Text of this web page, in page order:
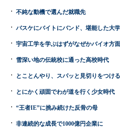
不純な動機で選んだ就職先
バスケにバイトにバンド、堪能した大
宇宙工学を学ぶはずがなぜかバイオ方
雪深い地の伝統校に通った高校時代
とことんやり、スパッと見切りをつける
とにかく頑固でわが道を行く少女時代
“王者IE”に挑み続けた反骨の母
非連続的な成長で1000億円企業に